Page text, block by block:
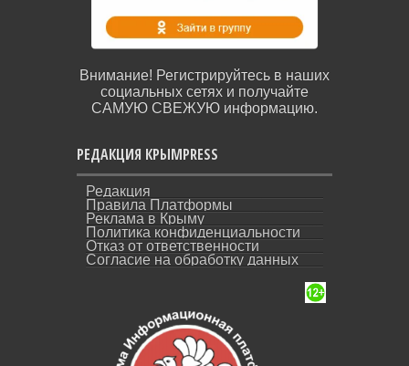
Внимание! Регистрируйтесь в наших
социальных сетях и получайте
САМУЮ СВЕЖУЮ информацию.
РЕДАКЦИЯ КРЫМPRESS
Редакция
Правила Платформы
Реклама в Крыму
Политика конфиденциальности
Отказ от ответственности
Согласие на обработку данных